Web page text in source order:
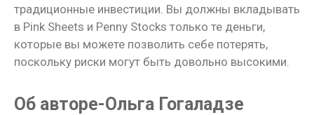
традиционные инвестиции. Вы должны вкладывать
в Pink Sheets и Penny Stocks только те деньги,
которые вы можете позволить себе потерять,
поскольку риски могут быть довольно высокими.
Об авторе-Ольга Гогаладзе